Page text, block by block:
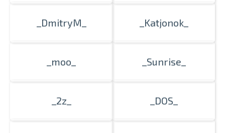
_DmitryM_ _Katjonok_
_moo_ _Sunrise_
_2z_ _DOS_